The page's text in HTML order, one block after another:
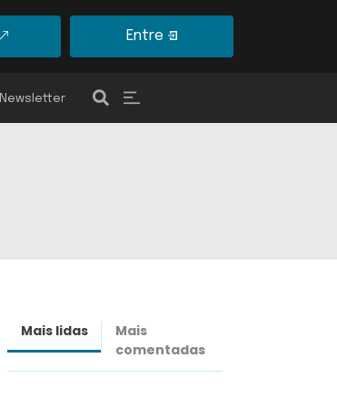
Entre
Newsletter
Mais lidas
Mais
comentadas